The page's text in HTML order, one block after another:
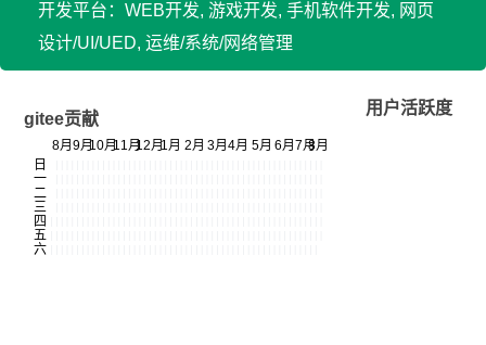
开发平台：WEB开发, 游戏开发, 手机软件开发, 网页
设计/UI/UED, 运维/系统/网络管理
gitee贡献
用户活跃度